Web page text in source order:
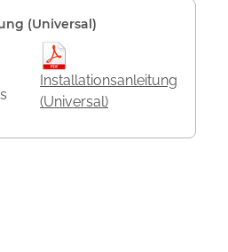
(Universal)
Installationsanleitung
(Universal)